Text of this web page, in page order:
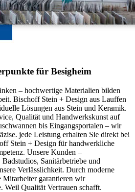
für Besigheim
– hochwertige Materialien bilden
Bischoff Stein + Design aus Lauffen
Lösungen aus Stein und Keramik.
Qualität und Handwerkskunst auf
bis Eingangsportalen – wir
jede Leistung erhalten Sie direkt bei
Stein + Design für handwerkliche
Unsere Kunden –
Sanitärbetriebe und
Verlässlichkeit. Durch moderne
Mitarbeiter garantieren wir
Weil Qualität Vertrauen schafft.